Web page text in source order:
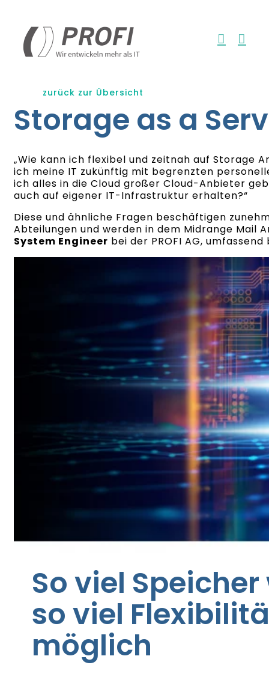
springen
zurück zur Übersicht
Storage as a
„Wie kann ich flexibel und zeitnah auf Storage
ich meine IT zukünftig mit begrenzten
ich alles in die Cloud großer Cloud-Anbieter
auch auf eigener IT-Infrastruktur erhalten?“
Diese und ähnliche Fragen beschäftigen
Abteilungen und werden in dem Midrange Mail
System Engineer bei der PROFI AG,
So viel
so viel
möglich